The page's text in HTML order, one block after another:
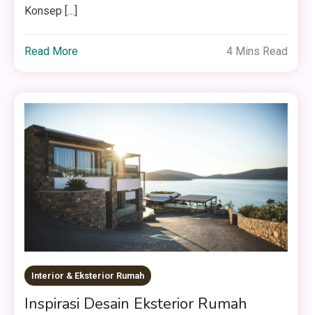
Konsep […]
Read More 4 Mins Read
Interior & Eksterior Rumah
Inspirasi Desain Eksterior Rumah